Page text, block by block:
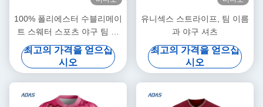
100% 폴리에스터 수블리메이
트 스웨터 스포츠 야구 팀 웨
어
최고의 가격을 얻으십
시오
유니섹스 스트라이프, 팀 이름
과 야구 셔츠
최고의 가격을 얻으십
시오